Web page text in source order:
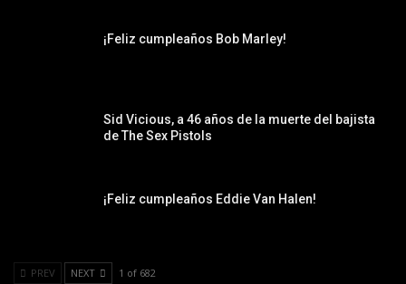
¡Feliz cumpleaños Bob Marley!
Sid Vicious, a 46 años de la muerte del bajista
de The Sex Pistols
¡Feliz cumpleaños Eddie Van Halen!
PREV NEXT 1 of 682